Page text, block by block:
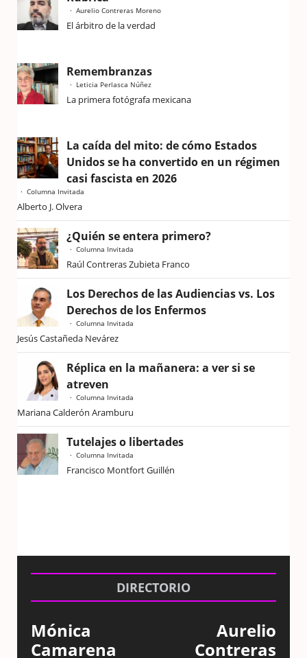
Aurelio Contreras Moreno
El árbitro de la verdad
Remembranzas
Leticia Perlasca Núñez
La primera fotógrafa mexicana
La caída del mito: de cómo Estados
Unidos se ha convertido en un régimen
casi fascista en 2026
Columna Invitada
Alberto J. Olvera
¿Quién se entera primero?
Columna Invitada
Raúl Contreras Zubieta Franco
Los Derechos de las Audiencias vs. Los
Derechos de los Enfermos
Columna Invitada
Jesús Castañeda Nevárez
Réplica en la mañanera: a ver si se
atreven
Columna Invitada
Mariana Calderón Aramburu
Tutelajes o libertades
Columna Invitada
Francisco Montfort Guillén
DIRECTORIO
Mónica
Camarena
Aurelio
Contreras